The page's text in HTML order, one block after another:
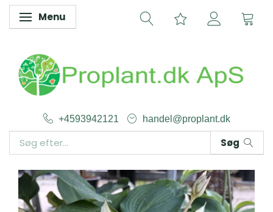
Skifte navigation
Menu
+4593942121 handel@proplant.dk
Søg